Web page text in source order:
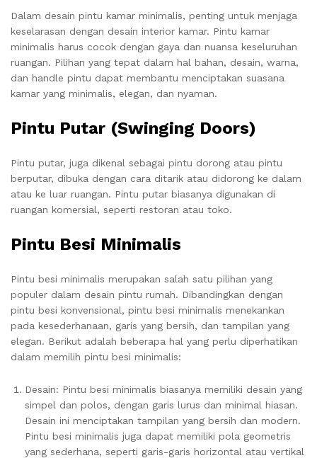
Dalam desain pintu kamar minimalis, penting untuk menjaga
keselarasan dengan desain interior kamar. Pintu kamar
minimalis harus cocok dengan gaya dan nuansa keseluruhan
ruangan. Pilihan yang tepat dalam hal bahan, desain, warna,
dan handle pintu dapat membantu menciptakan suasana
kamar yang minimalis, elegan, dan nyaman.
Pintu Putar (Swinging Doors)
Pintu putar, juga dikenal sebagai pintu dorong atau pintu
berputar, dibuka dengan cara ditarik atau didorong ke dalam
atau ke luar ruangan. Pintu putar biasanya digunakan di
ruangan komersial, seperti restoran atau toko.
Pintu Besi Minimalis
Pintu besi minimalis merupakan salah satu pilihan yang
populer dalam desain pintu rumah. Dibandingkan dengan
pintu besi konvensional, pintu besi minimalis menekankan
pada kesederhanaan, garis yang bersih, dan tampilan yang
elegan. Berikut adalah beberapa hal yang perlu diperhatikan
dalam memilih pintu besi minimalis:
Desain: Pintu besi minimalis biasanya memiliki desain yang
simpel dan polos, dengan garis lurus dan minimal hiasan.
Desain ini menciptakan tampilan yang bersih dan modern.
Pintu besi minimalis juga dapat memiliki pola geometris
yang sederhana, seperti garis-garis horizontal atau vertikal